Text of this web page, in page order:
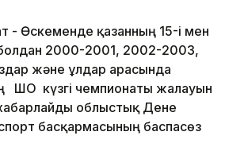
- Өскеменде қазанның 15-і мен
2000-2001, 2002-2003,
және ұлдар арасында
ШҚО күзгі чемпионаты жалауын
облыстық Дене
басқармасының баспасөз